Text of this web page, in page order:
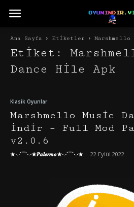
Ana Sayfa Etiketler
Etiket:
Dance Hile Apk
Klasik Oyunlar
Marshmello Music
İndir – Full Mod
v2.0.6
★·.·´¯`·.·★𝑷𝒂𝒍𝒆𝒓𝒎𝒐★·.·´¯`·.·★ - 22 Eylül 2022